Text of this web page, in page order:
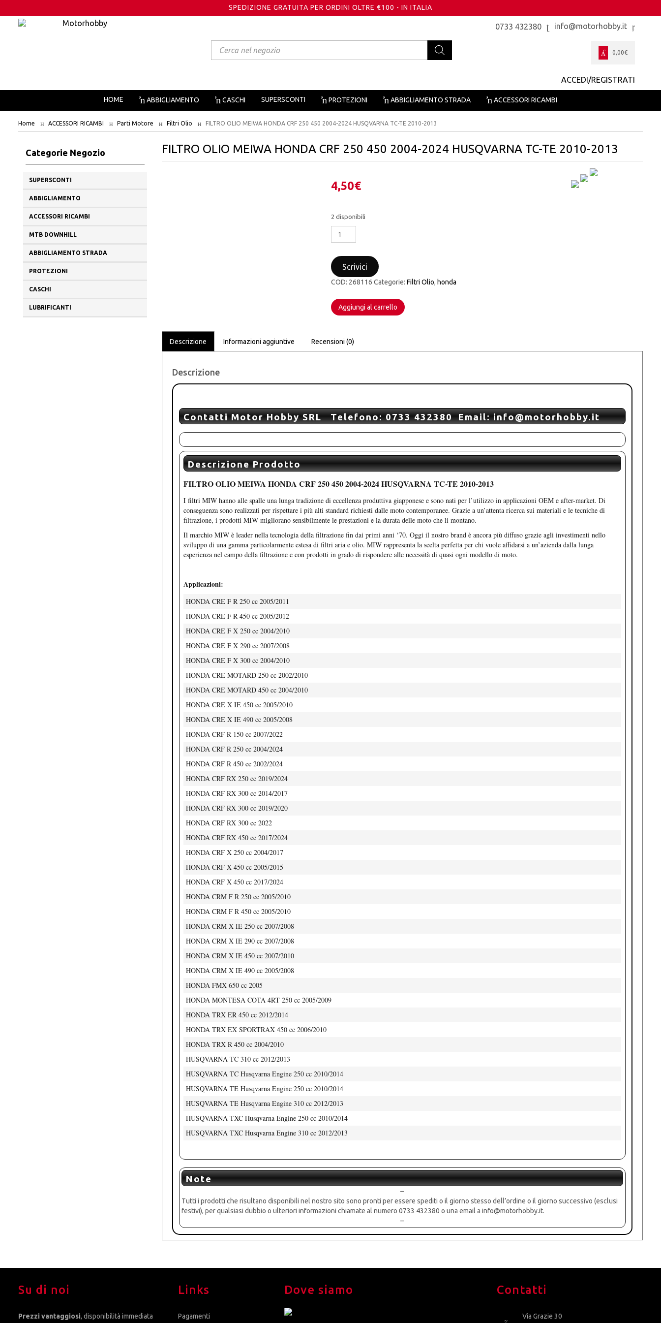
SPEDIZIONE GRATUITA PER ORDINI OLTRE €100 - IN ITALIA
Products
search
info@motorhobby.it
0733 432380
0,00€
ACCEDI/REGISTRATI
HOME ABBIGLIAMENTO CASCHI SUPERSCONTI PROTEZIONI ABBIGLIAMENTO STRADA ACCESSORI RICAMBI
Home ACCESSORI RICAMBI Parti Motore Filtri Olio FILTRO OLIO MEIWA HONDA CRF 250 450 2004-2024 HUSQVARNA TC-TE 2010-2013
Categorie Negozio
SUPERSCONTI
ABBIGLIAMENTO
ACCESSORI RICAMBI
MTB DOWNHILL
ABBIGLIAMENTO STRADA
PROTEZIONI
CASCHI
LUBRIFICANTI
FILTRO OLIO MEIWA HONDA CRF 250 450 2004-2024 HUSQVARNA TC-TE 2010-2013
4,50€
2 disponibili
FILTRO
HONDA
CRF
250
2004-
2024
TE
2010-
Scrivici
COD: 268116 Categorie:Filtri Olio,honda
Aggiungi al carrello
Descrizione Informazioni aggiuntive Recensioni (0)
Descrizione
Contatti Motor Hobby SRL Telefono: 0733 432380 Email: info@motorhobby.it
Descrizione Prodotto
FILTRO OLIO MEIWA HONDA CRF 250 450 2004-2024 HUSQVARNA TC-TE 2010-2013
I filtri MIW hanno alle spalle una lunga tradizione di eccellenza produttiva giapponese e sono nati per l’utilizzo in applicazioni OEM e after-market. Di
conseguenza sono realizzati per rispettare i più alti standard richiesti dalle moto contemporanee. Grazie a un’attenta ricerca sui materiali e le tecniche di
filtrazione, i prodotti MIW migliorano sensibilmente le prestazioni e la durata delle moto che li montano.
Il marchio MIW è leader nella tecnologia della filtrazione fin dai primi anni ‘70. Oggi il nostro brand è ancora più diffuso grazie agli investimenti nello
sviluppo di una gamma particolarmente estesa di filtri aria e olio. MIW rappresenta la scelta perfetta per chi vuole affidarsi a un’azienda dalla lunga
esperienza nel campo della filtrazione e con prodotti in grado di rispondere alle necessità di quasi ogni modello di moto.
Applicazioni:
HONDA CRE F R 250 cc 2005/2011
HONDA CRE F R 450 cc 2005/2012
HONDA CRE F X 250 cc 2004/2010
HONDA CRE F X 290 cc 2007/2008
HONDA CRE F X 300 cc 2004/2010
HONDA CRE MOTARD 250 cc 2002/2010
HONDA CRE MOTARD 450 cc 2004/2010
HONDA CRE X IE 450 cc 2005/2010
HONDA CRE X IE 490 cc 2005/2008
HONDA CRF R 150 cc 2007/2022
HONDA CRF R 250 cc 2004/2024
HONDA CRF R 450 cc 2002/2024
HONDA CRF RX 250 cc 2019/2024
HONDA CRF RX 300 cc 2014/2017
HONDA CRF RX 300 cc 2019/2020
HONDA CRF RX 300 cc 2022
HONDA CRF RX 450 cc 2017/2024
HONDA CRF X 250 cc 2004/2017
HONDA CRF X 450 cc 2005/2015
HONDA CRF X 450 cc 2017/2024
HONDA CRM F R 250 cc 2005/2010
HONDA CRM F R 450 cc 2005/2010
HONDA CRM X IE 250 cc 2007/2008
HONDA CRM X IE 290 cc 2007/2008
HONDA CRM X IE 450 cc 2007/2010
HONDA CRM X IE 490 cc 2005/2008
HONDA FMX 650 cc 2005
HONDA MONTESA COTA 4RT 250 cc 2005/2009
HONDA TRX ER 450 cc 2012/2014
HONDA TRX EX SPORTRAX 450 cc 2006/2010
HONDA TRX R 450 cc 2004/2010
HUSQVARNA TC 310 cc 2012/2013
HUSQVARNA TC Husqvarna Engine 250 cc 2010/2014
HUSQVARNA TE Husqvarna Engine 250 cc 2010/2014
HUSQVARNA TE Husqvarna Engine 310 cc 2012/2013
HUSQVARNA TXC Husqvarna Engine 250 cc 2010/2014
HUSQVARNA TXC Husqvarna Engine 310 cc 2012/2013
Note
–
Tutti i prodotti che risultano disponibili nel nostro sito sono pronti per essere spediti o il giorno stesso dell’ordine o il giorno successivo (esclusi
festivi), per qualsiasi dubbio o ulteriori informazioni chiamate al numero 0733 432380 o una email a info@motorhobby.it.
–
Su di noi
Prezzi vantaggiosi, disponibilità immediata
Links
Pagamenti
Dove siamo Contatti
Via Grazie 30